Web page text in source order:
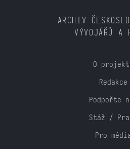
ARCHIV
VÝVOJÁŘŮ A
O
Redakce
Podpořte
Stáž /
Pro